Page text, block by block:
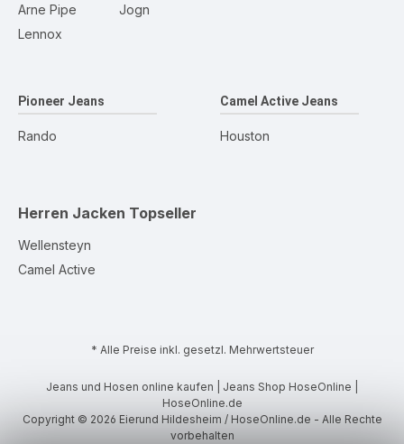
Arne Pipe
Lennox
Jogn
Pioneer Jeans
Rando
Camel Active Jeans
Houston
Herren Jacken Topseller
Wellensteyn
Camel Active
* Alle Preise inkl. gesetzl. Mehrwertsteuer
Jeans und Hosen online kaufen | Jeans Shop HoseOnline |
HoseOnline.de
Copyright © 2026 Eierund Hildesheim / HoseOnline.de - Alle Rechte
vorbehalten